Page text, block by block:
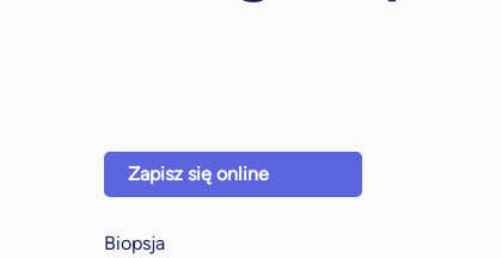
Zapisz się online
Biopsja